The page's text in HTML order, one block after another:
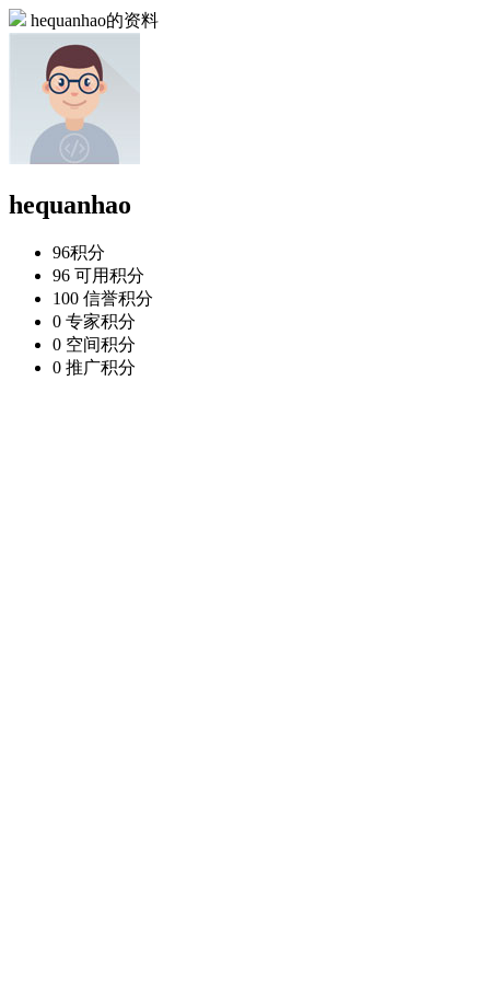
hequanhao的资料
hequanhao
96积分
96 可用积分
100 信誉积分
0 专家积分
0 空间积分
0 推广积分